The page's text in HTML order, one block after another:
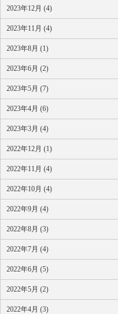
2023年12月 (4)
2023年11月 (4)
2023年8月 (1)
2023年6月 (2)
2023年5月 (7)
2023年4月 (6)
2023年3月 (4)
2022年12月 (1)
2022年11月 (4)
2022年10月 (4)
2022年9月 (4)
2022年8月 (3)
2022年7月 (4)
2022年6月 (5)
2022年5月 (2)
2022年4月 (3)